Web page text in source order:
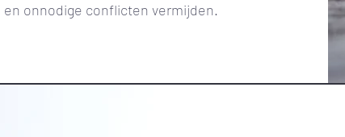
en onnodige conflicten vermijden.